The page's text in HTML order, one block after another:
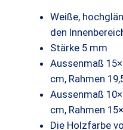
a
r
:
1
5
,
Weiße,
den
Stärke 5 mm
Aussenmaß
cm, Rahmen
Aussenmaß
cm, Rahmen
Die Holzfarbe